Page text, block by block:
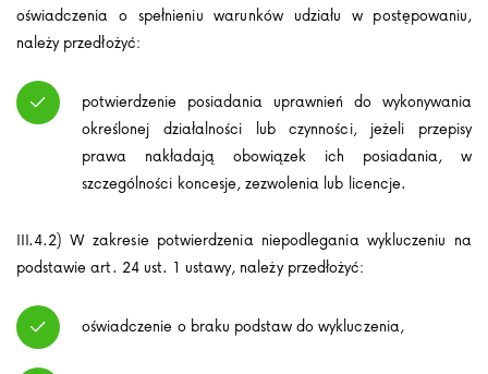
oświadczenia o spełnieniu warunków udziału w postępowaniu,
należy przedłożyć:
potwierdzenie posiadania uprawnień do wykonywania
określonej działalności lub czynności, jeżeli przepisy
prawa nakładają obowiązek ich posiadania, w
szczególności koncesje, zezwolenia lub licencje.
III.4.2) W zakresie potwierdzenia niepodlegania wykluczeniu na
podstawie art. 24 ust. 1 ustawy, należy przedłożyć:
oświadczenie o braku podstaw do wykluczenia,